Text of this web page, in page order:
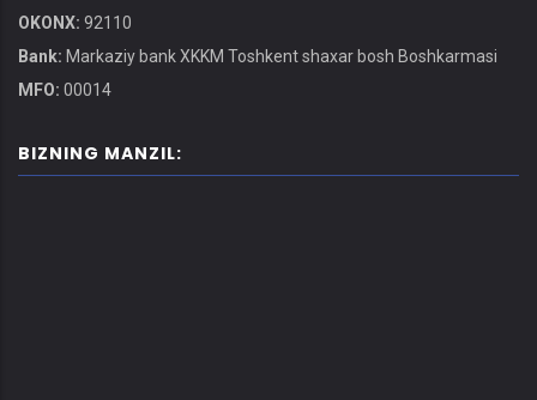
OKONX: 92110
Bank: Markaziy bank XKKM Toshkent shaxar bosh Boshkarmasi
MFO: 00014
BIZNING MANZIL: